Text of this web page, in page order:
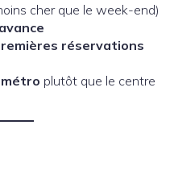
cher que le week-end)
réservations
plutôt que le centre